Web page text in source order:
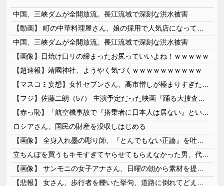
中国、三峡ダムが全開放流。長江流域で深刻な洪水被害
中国、三峡ダムが全開放流。長江流域で深刻な洪水被害
【画像】日焼け口リの締まったお尻っていいよね！ｗｗｗｗｗ
【超速報】靖國神社、ようやく気づくｗｗｗｗｗｗｗｗｗｗ
ロシアさん、国民の財産を没収しはじめる